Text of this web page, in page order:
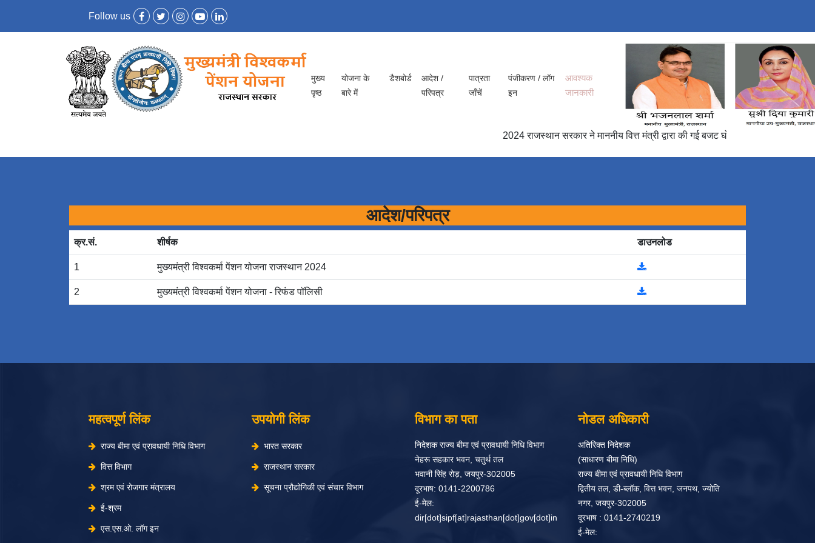
Follow us
मुख्य
पृष्ठ
योजना के
बारे में
डैशबोर्ड
आदेश /
परिपत्र
पात्रता
जाँचें
पंजीकरण / लॉग
इन
आवश्यक
जानकारी
2024 राजस्थान सरकार ने माननीय वित्त मंत्री द्वारा की गई बजट घोषणा के अनुरूप
आदेश/परिपत्र
क्र.सं. शीर्षक डाउनलोड
1 मुख्यमंत्री विश्‍वकर्मा पेंशन योजना राजस्थान 2024
2 मुख्यमंत्री विश्‍वकर्मा पेंशन योजना - रिफंड पॉलिसी
महत्वपूर्ण लिंक
राज्य बीमा एवं प्रावधायी निधि विभाग
वित्त विभाग
श्रम एवं रोजगार मंत्रालय
ई-श्रम
एस.एस.ओ. लॉग इन
उपयोगी लिंक
भारत सरकार
राजस्थान सरकार
सूचना प्रौद्योगिकी एवं संचार विभाग
विभाग का पता
निदेशक राज्य बीमा एवं प्रावधायी निधि विभाग
नेहरू सहकार भवन, चतुर्थ तल
भवानी सिंह रोड़, जयपुर-302005
दूरभाष: 0141-2200786
ई-मेल:
dir[dot]sipf[at]rajasthan[dot]gov[dot]in
नोडल अधिकारी
अतिरिक्त निदेशक
(साधारण बीमा निधि)
राज्य बीमा एवं प्रावधायी निधि विभाग
द्वितीय तल, डी-ब्लॉक, वित्त भवन, जनपथ, ज्योति
नगर, जयपुर-302005
दूरभाष : 0141-2740219
ई-मेल: